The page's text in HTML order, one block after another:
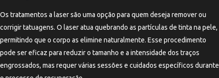
Os tratamentos a laser são uma opção para quem deseja remover ou
corrigir tatuagens. O laser atua quebrando as partículas de tinta na pele,
permitindo que o corpo as elimine naturalmente. Esse procedimento
pode ser eficaz para reduzir o tamanho e a intensidade dos traços
engrossados, mas requer várias sessões e cuidados específicos durante